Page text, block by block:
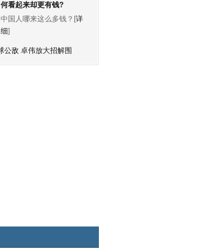
何看起来却更有钱?
中国人哪来这么多钱？[详
细]
公敌 卓伟放大招解围